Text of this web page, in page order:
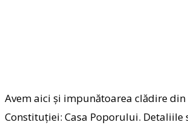
Avem aici și impunătoarea clădire din
Constituției: Casa Poporului. Detaliile